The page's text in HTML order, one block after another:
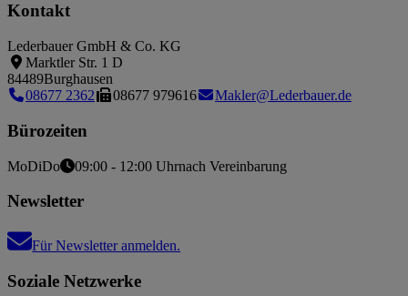
Kontakt
Lederbauer GmbH & Co. KG
Marktler Str. 1 D
84489Burghausen
08677 2362
08677 979616 Makler@Lederbauer.de
Bürozeiten
MoDiDo 09:00 - 12:00 Uhrnach Vereinbarung
Newsletter
Für Newsletter anmelden.
Soziale Netzwerke